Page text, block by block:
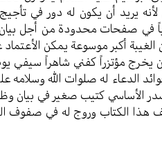
يريد أن يكون له دور في
في صفحات محدودة من أجل
أكبر موسوعة يمكن الأعتماد
مؤتزراً كفني شاهراً سيفي يوم
الدعاء له صلوات الله وسلامه
الأساسي كتيب صغير في بيان
هذا الكتاب وروج له في صفوف